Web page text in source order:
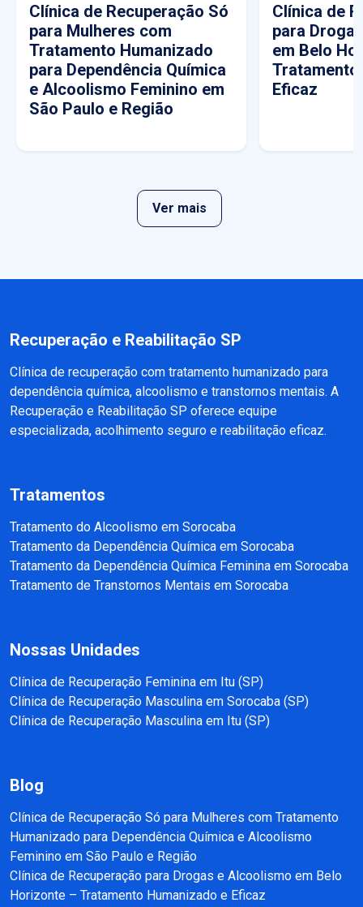
Clínica de Recuperação Só
para Mulheres com
Tratamento Humanizado
para Dependência Química
e Alcoolismo Feminino em
São Paulo e Região
Clínica de
para
em Belo
Tratamento
Eficaz
Ver mais
Recuperação e Reabilitação SP
Clínica de recuperação com tratamento humanizado para
dependência química, alcoolismo e transtornos mentais. A
Recuperação e Reabilitação SP oferece equipe
especializada, acolhimento seguro e reabilitação eficaz.
Tratamentos
Tratamento do Alcoolismo em Sorocaba
Tratamento da Dependência Química em Sorocaba
Tratamento da Dependência Química Feminina em Sorocaba
Tratamento de Transtornos Mentais em Sorocaba
Nossas Unidades
Clínica de Recuperação Feminina em Itu (SP)
Clínica de Recuperação Masculina em Sorocaba (SP)
Clínica de Recuperação Masculina em Itu (SP)
Blog
Clínica de Recuperação Só para Mulheres com Tratamento
Humanizado para Dependência Química e Alcoolismo
Feminino em São Paulo e Região
Clínica de Recuperação para Drogas e Alcoolismo em Belo
Horizonte – Tratamento Humanizado e Eficaz